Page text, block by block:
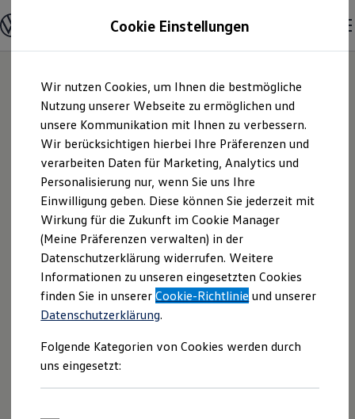
Hauptinhalt
springen
Footer
springen
Modelle & Konfigurator
Nutzfahrzeugkategorien entdecken
Modelle konfigurieren
Vorgängermodelle und Oldtimer
Vorgängermodelle
Oldtimer
Bulli Historie
Branchenlösungen & Gewerbekunden
Umbaulösungen und Hersteller finden
Auf- und Umbauten entdecken & konfigurieren
Groß- und Sonderkunden
Großkunden
Kommunen & Behörden
Journalisten
Sportvereine
Branchenlösungen
Bau & Handwerk
Gewerbliche Personenbeförderung
Service & mobile Werkstätten
Kurier, Logistik & Handel
Feuerwehr
Rettungsdienste
ONE Business ID Vorteile
Fahrzeugsuche & Marktplatz
Autohaus Jacob
Querfurt GmbH |
Impressum &
Rechtliches
Hier finden Sie Informationen über die
Autohaus Jacob Querfurt GmbH als
verantwortliche Anbieterin von Inhalten
und Angeboten, die auf dieser Webseite
Cookie Einstellungen
Wir nutzen Cookies, um Ihnen die bestmögliche
Nutzung unserer Webseite zu ermöglichen und
unsere Kommunikation mit Ihnen zu verbessern.
Wir berücksichtigen hierbei Ihre Präferenzen und
verarbeiten Daten für Marketing, Analytics und
Personalisierung nur, wenn Sie uns Ihre
Einwilligung geben. Diese können Sie jederzeit mit
Wirkung für die Zukunft im Cookie Manager
(Meine Präferenzen verwalten) in der
Datenschutzerklärung widerrufen. Weitere
Informationen zu unseren eingesetzten Cookies
finden Sie in unsererCookie-Richtlinie und unserer
Datenschutzerklärung.
Folgende Kategorien von Cookies werden durch
uns eingesetzt: